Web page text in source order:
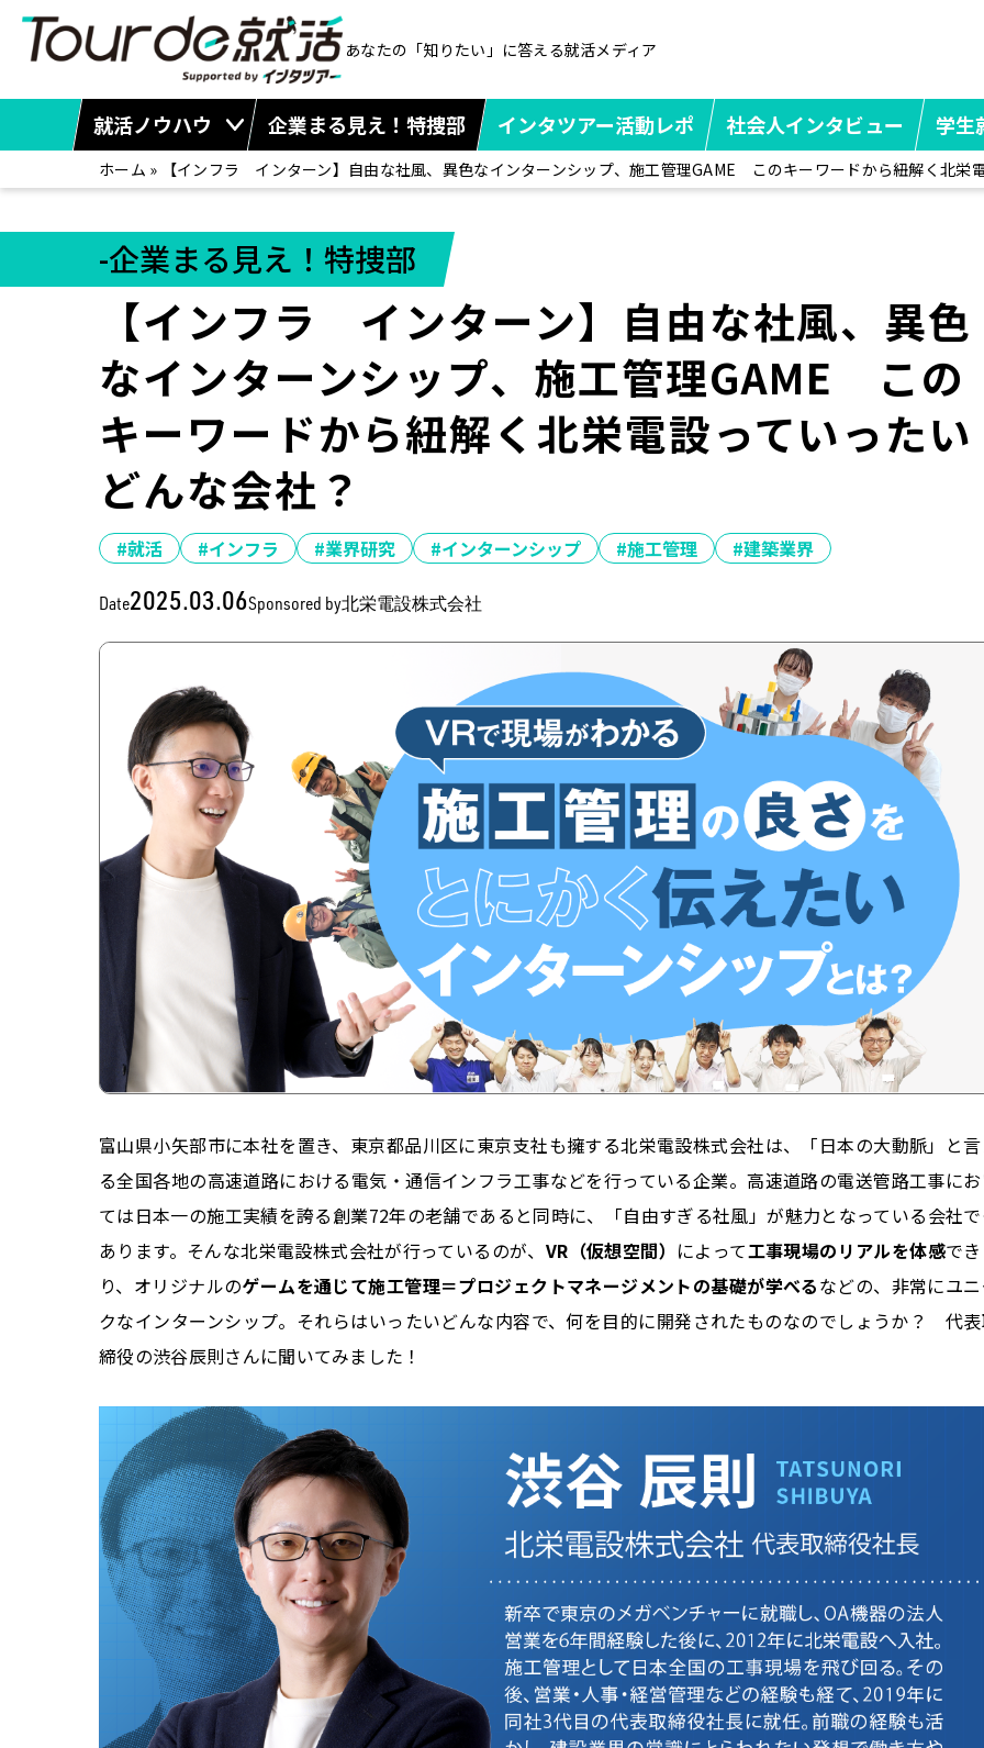
あなたの「知りたい」に答える就活メディア
就活ノウハウ 企業まる見え！特捜部 インタツアー活動レポ 社会人インタビュー 学生
ホーム » 【インフラ インターン】自由な社風、異色なインターンシップ、施工管理GAME このキーワードから紐解く北栄
-企業まる見え！特捜部
【インフラ インターン】自由な社風、異色
なインターンシップ、施工管理GAME この
キーワードから紐解く北栄電設っていったい
どんな会社？
#就活 #インフラ #業界研究 #インターンシップ #施工管理 #建築業界
Date2025.03.06Sponsored by北栄電設株式会社
富山県小矢部市に本社を置き、東京都品川区に東京支社も擁する北栄電設株式会社は、「日本の大動脈」と
る全国各地の高速道路における電気・通信インフラ工事などを行っている企業。高速道路の電送管路工事に
ては日本一の施工実績を誇る創業72年の老舗であると同時に、「自由すぎる社風」が魅力となっている会社
あります。そんな北栄電設株式会社が行っているのが、 VR（仮想空間） によって工事現場のリアルを体感で
り、オリジナルのゲームを通じて施工管理＝プロジェクトマネージメントの基礎が学べるなどの、非常にユ
クなインターンシップ。それらはいったいどんな内容で、何を目的に開発されたものなのでしょうか？ 代
締役の渋谷辰則さんに聞いてみました！